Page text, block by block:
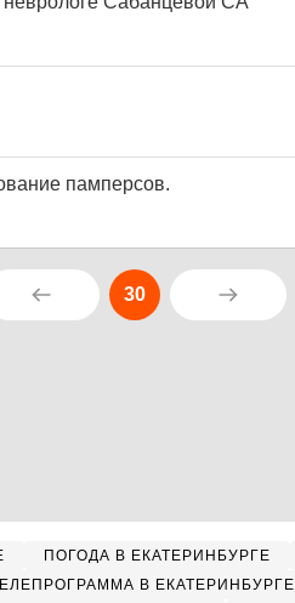
памперсов.
30
ПОГОДА В ЕКАТЕРИНБУРГЕ
В ЕКАТЕРИНБУРГЕ